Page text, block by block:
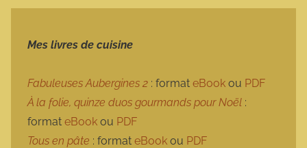
Mes livres de cuisine
Fabuleuses Aubergines 2 : format eBook ou PDF
À la folie, quinze duos gourmands pour Noël :
format eBook ou PDF
Tous en pâte : format eBook ou PDF